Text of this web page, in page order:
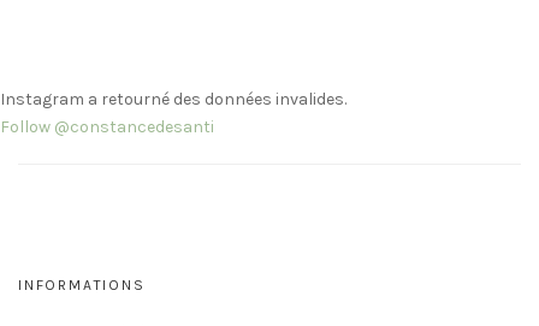
Instagram a retourné des données invalides.
Follow @constancedesanti
INFORMATIONS